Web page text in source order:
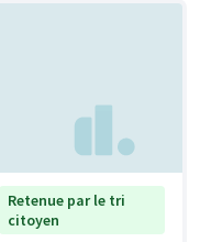
Retenue par le tri
citoyen